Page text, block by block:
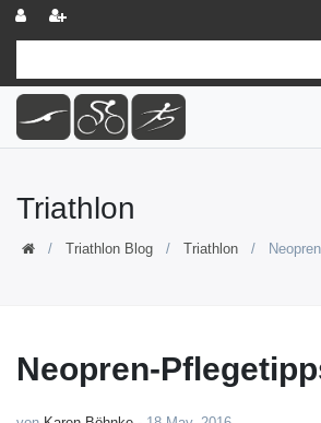
Triathlon
Triathlon Blog Triathlon
Neopren-